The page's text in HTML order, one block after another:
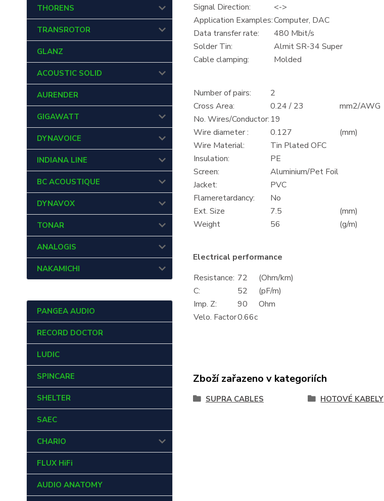
THORENS
TRANSROTOR
GLANZ
ACOUSTIC SOLID
AURENDER
GIGAWATT
DYNAVOICE
INDIANA LINE
BC ACOUSTIQUE
DYNAVOX
TONAR
ANALOGIS
NAKAMICHI
PANGEA AUDIO
RECORD DOCTOR
LUDIC
SPINCARE
SHELTER
SAEC
CHARIO
FLUX HiFi
AUDIO ANATOMY
Signal Direction:
<->
Application Examples:Computer, DAC
Data transfer rate:
480 Mbit/s
Solder Tin:
Almit SR-34 Super
Cable clamping:
Molded
Number of pairs:
2
Cross Area:
0.24 / 23
mm2/AWG
No. Wires/Conductor: 19
Wire diameter :
0.127
(mm)
Wire Material:
Tin Plated OFC
Insulation:
PE
Screen:
Aluminium/Pet Foil
Jacket:
PVC
Flameretardancy:
No
Ext. Size
7.5
(mm)
Weight
56 (g/m)
Electrical performance
Resistance: 72
(Ohm/km)
C:
52
(pF/m)
Imp. Z:
90
Ohm
Velo. Factor0.66c
Zboží zařazeno v kategoriích
SUPRA CABLES HOTOVÉ KABELY